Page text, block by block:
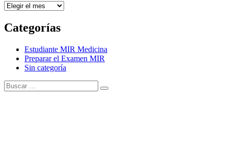
Archivos
Categorías
Estudiante MIR Medicina
Preparar el Examen MIR
Sin categoría
Buscar:
Buscar